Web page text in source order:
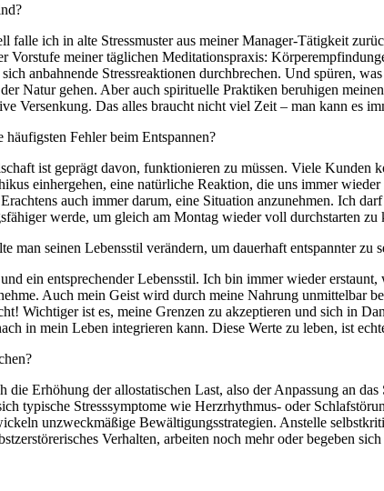
ich in alte Stressmuster aus meiner Manager-Tätigkeit
meiner täglichen Meditationspraxis:
anbahnende Stressreaktionen durchbrechen. Und spüren,
Natur gehen. Aber auch spirituelle Praktiken beruhigen
Das alles braucht nicht viel Zeit – man kann es
Fehler beim Entspannen?
ist geprägt davon, funktionieren zu müssen. Viele Kunden
einhergehen, eine natürliche Reaktion, die uns immer
auch immer darum, eine Situation anzunehmen. Ich
werde, um gleich am Montag wieder voll durchstarten zu
man seinen Lebensstil verändern, um dauerhaft entspannter zu
ein entsprechender Lebensstil. Ich bin immer wieder
Auch mein Geist wird durch meine Nahrung unmittelbar
Wichtiger ist es, meine Grenzen zu akzeptieren und sich in
in mein Leben integrieren kann. Diese Werte zu leben, ist
Erhöhung der allostatischen Last, also der Anpassung an das
typische Stresssymptome wie Herzrhythmus- oder
unzweckmäßige Bewältigungsstrategien. Anstelle
Verhalten, arbeiten noch mehr oder begeben